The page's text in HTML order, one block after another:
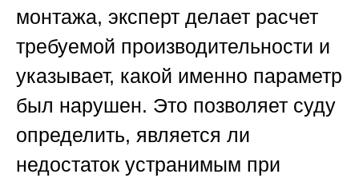
монтажа, эксперт делает расчет
требуемой производительности и
указывает, какой именно параметр
был нарушен. Это позволяет суду
определить, является ли
недостаток устранимым при